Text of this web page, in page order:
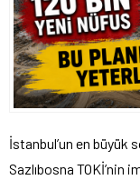
İstanbul’un en büyük
Sazlıbosna TOKİ’nin